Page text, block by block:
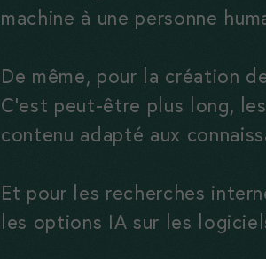
machine à une personne
De même, pour la création
C’est peut-être plus long,
contenu adapté aux
Et pour les recherches
les options IA sur les